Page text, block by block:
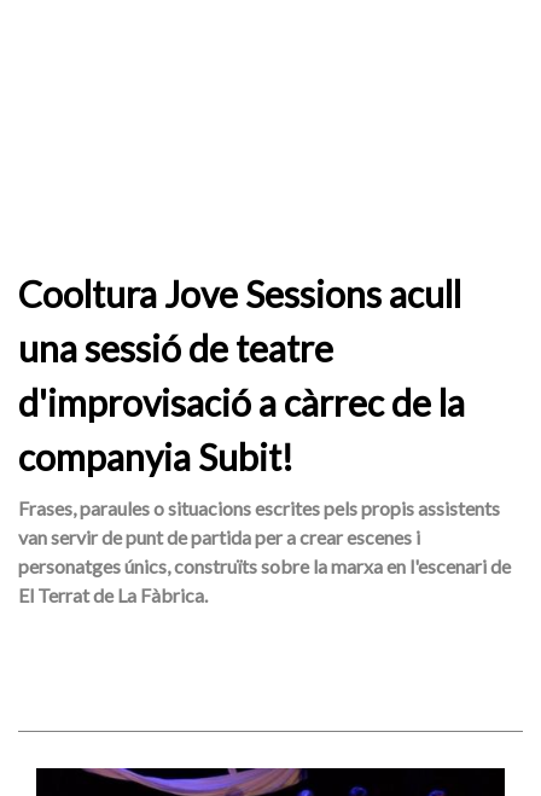
Cooltura Jove Sessions acull
una sessió de teatre
d'improvisació a càrrec de la
companyia Subit!
Frases, paraules o situacions escrites pels propis assistents
van servir de punt de partida per a crear escenes i
personatges únics, construïts sobre la marxa en l'escenari de
El Terrat de La Fàbrica.